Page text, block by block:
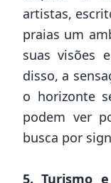
artistas,
praias um
suas visões
disso, a
o horizonte
podem ver
busca por
5. Turismo